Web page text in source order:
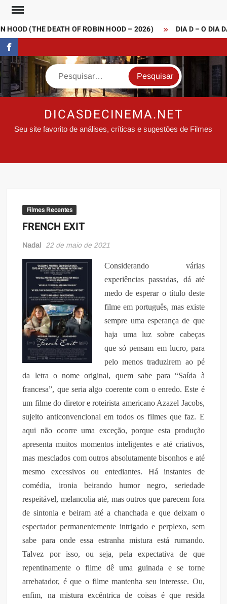
Skip
content(THE DEATH OF ROBIN HOOD – 2026) DIA D – O DIA
FaceBook
Search
DICASDECINEMA.NET
Seu site favorito de análises, críticas e sugestões de Filmes
Filmes Recentes
FRENCH EXIT
Nadal 22 de maio de 2021
Considerando várias
experiências passadas, dá até
medo de esperar o título deste
filme em português, mas existe
sempre uma esperança de que
haja uma luz sobre cabeças
que só pensam em lucro, para
pelo menos traduzirem ao pé
da letra o nome original, quem sabe para “Saída à
francesa”, que seria algo coerente com o enredo. Este é
um filme do diretor e roteirista americano Azazel Jacobs,
sujeito anticonvencional em todos os filmes que faz. E
aqui não ocorre uma exceção, porque esta produção
apresenta muitos momentos inteligentes e até criativos,
mas mesclados com outros absolutamente bisonhos e até
mesmo excessivos ou entediantes. Há instantes de
comédia, ironia beirando humor negro, seriedade
respeitável, melancolia até, mas outros que parecem fora
de sintonia e beiram até a chanchada e que deixam o
espectador permanentemente intrigado e perplexo, sem
sabe para onde essa estranha mistura está rumando.
Talvez por isso, ou seja, pela expectativa de que
repentinamente o filme dê uma guinada e se torne
arrebatador, é que o filme mantenha seu interesse. Ou,
enfim, na mistura excêntrica de coisas é que resida